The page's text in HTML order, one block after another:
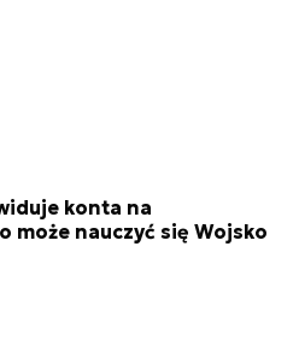
konta na
może nauczyć się Wojsko